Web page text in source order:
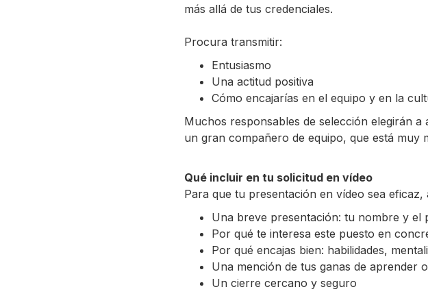
más allá de tus credenciales.
Procura transmitir:
Entusiasmo
Una actitud positiva
Cómo encajarías en el equipo y en la
Muchos responsables de selección elegirán
un gran compañero de equipo, que está muy
Qué incluir en tu solicitud en vídeo
Para que tu presentación en vídeo sea eficaz,
Una breve presentación: tu nombre y el
Por qué te interesa este puesto en
Por qué encajas bien: habilidades,
Una mención de tus ganas de aprender
Un cierre cercano y seguro